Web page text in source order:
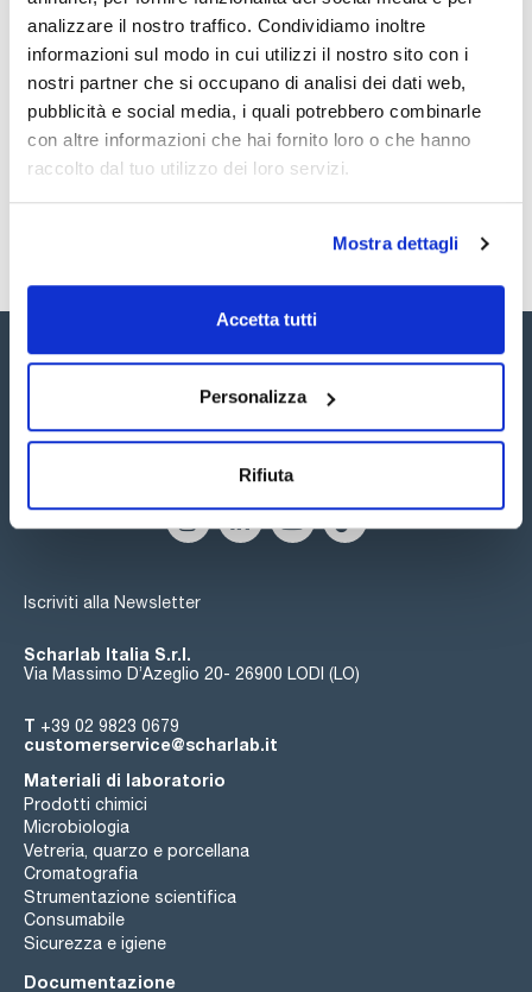
analizzare il nostro traffico. Condividiamo inoltre
informazioni sul modo in cui utilizzi il nostro sito con i
nostri partner che si occupano di analisi dei dati web,
pubblicità e social media, i quali potrebbero combinarle
con altre informazioni che hai fornito loro o che hanno
raccolto dal tuo utilizzo dei loro servizi.
Mostra dettagli
Accetta tutti
Personalizza
Rifiuta
Documentazione tecnica
Registrati per i download
Registrati per i download
SDS / Scheda di
Sicurezza
Seguici:
Iscriviti alla Newsletter
Scharlab Italia S.r.l.
Via Massimo D’Azeglio 20- 26900 LODI (LO)
T +39 02 9823 0679
customerservice@scharlab.it
Materiali di laboratorio
Prodotti chimici
Microbiologia
Vetreria, quarzo e porcellana
Cromatografia
Strumentazione scientifica
Consumabile
Sicurezza e igiene
Documentazione